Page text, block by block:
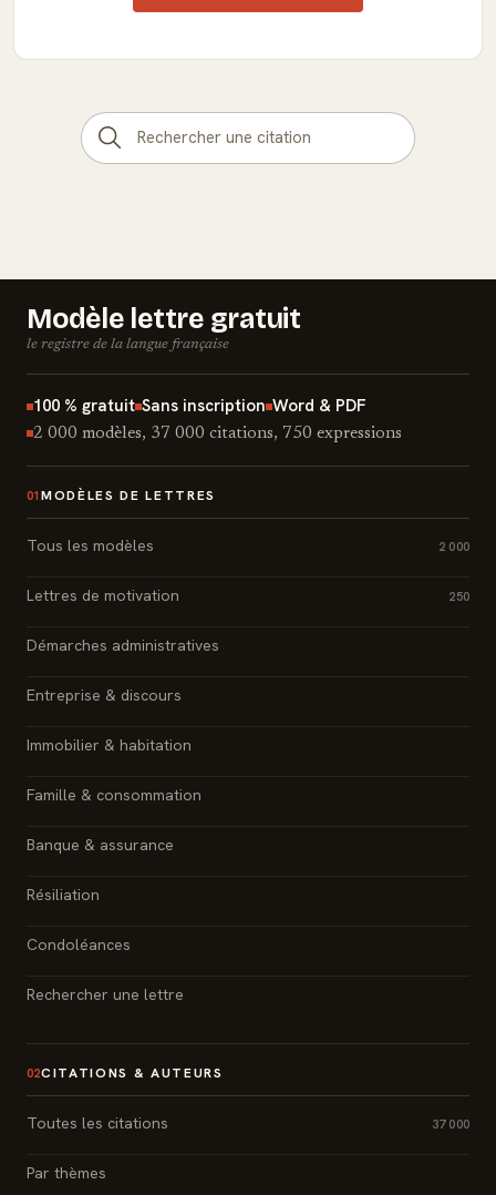
Modèle lettre gratuit
le registre de la langue française
100 % gratuit Sans inscription Word & PDF
2 000 modèles, 37 000 citations, 750 expressions
01 MODÈLES DE LETTRES
Tous les modèles 2 000
Lettres de motivation 250
Démarches administratives
Entreprise & discours
Immobilier & habitation
Famille & consommation
Banque & assurance
Résiliation
Condoléances
Rechercher une lettre
02CITATIONS & AUTEURS
Toutes les citations 37 000
Par thèmes